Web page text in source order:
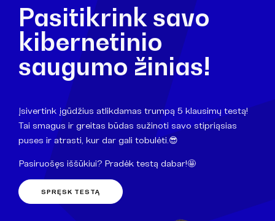
Pasitikrink savo
kibernetinio
saugumo žinias!
Įsivertink įgūdžius atlikdamas trumpą 5 klausimų testą!
Tai smagus ir greitas būdas sužinoti savo stipriąsias
puses ir atrasti, kur dar gali tobulėti.😎
Pasiruošęs iššūkiui? Pradėk testą dabar!🤩
SPRĘSK TESTĄ